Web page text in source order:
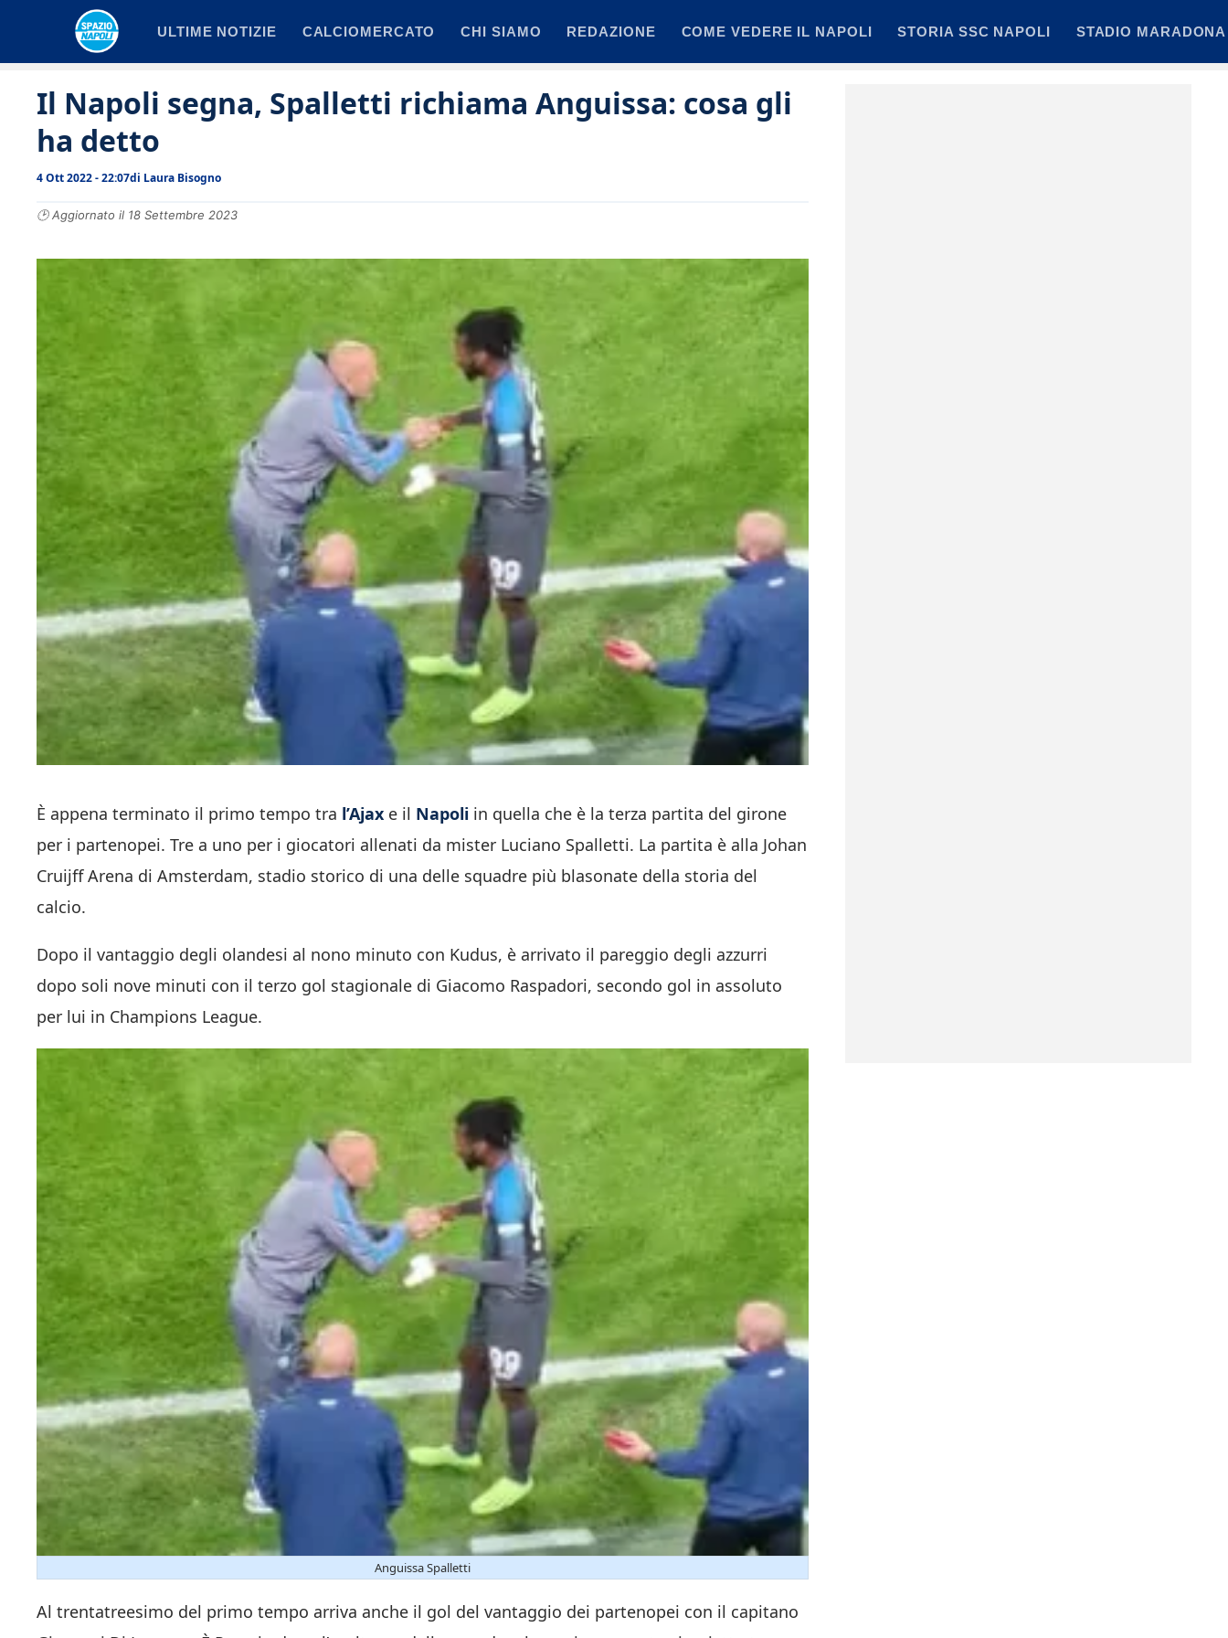
ULTIME NOTIZIE CALCIOMERCATO CHI SIAMO REDAZIONE COME VEDERE IL NAPOLI STORIA SSC NAPOLI STADIO MARADONA
Il Napoli segna, Spalletti richiama Anguissa: cosa gli
ha detto
4 Ott 2022 - 22:07di Laura Bisogno
🕑 Aggiornato il 18 Settembre 2023
È appena terminato il primo tempo tra l’Ajax e il Napoli in quella che è la terza partita del girone
per i partenopei. Tre a uno per i giocatori allenati da mister Luciano Spalletti. La partita è alla Johan
Cruijff Arena di Amsterdam, stadio storico di una delle squadre più blasonate della storia del
calcio.
Dopo il vantaggio degli olandesi al nono minuto con Kudus, è arrivato il pareggio degli azzurri
dopo soli nove minuti con il terzo gol stagionale di Giacomo Raspadori, secondo gol in assoluto
per lui in Champions League.
Anguissa Spalletti
Al trentatreesimo del primo tempo arriva anche il gol del vantaggio dei partenopei con il capitano